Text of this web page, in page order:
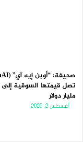
مليار دولار
أغسطس 2, 2025